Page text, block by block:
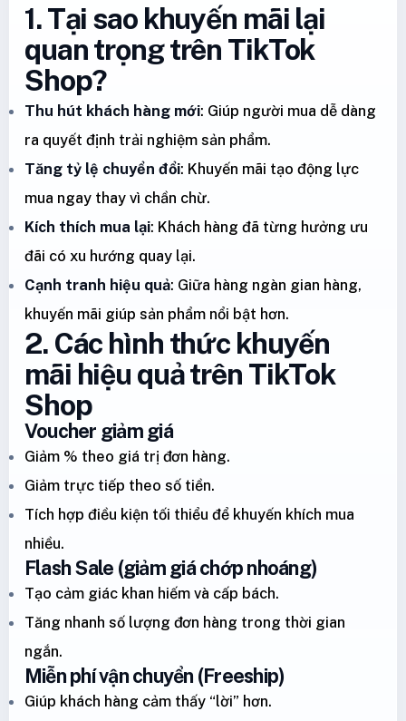
1. Tại sao khuyến mãi lại
quan trọng trên TikTok
Shop?
Thu hút khách hàng mới: Giúp người mua dễ dàng
ra quyết định trải nghiệm sản phẩm.
Tăng tỷ lệ chuyển đổi: Khuyến mãi tạo động lực
mua ngay thay vì chần chừ.
Kích thích mua lại: Khách hàng đã từng hưởng ưu
đãi có xu hướng quay lại.
Cạnh tranh hiệu quả: Giữa hàng ngàn gian hàng,
khuyến mãi giúp sản phẩm nổi bật hơn.
2. Các hình thức khuyến
mãi hiệu quả trên TikTok
Shop
Voucher giảm giá
Giảm % theo giá trị đơn hàng.
Giảm trực tiếp theo số tiền.
Tích hợp điều kiện tối thiểu để khuyến khích mua
nhiều.
Flash Sale (giảm giá chớp nhoáng)
Tạo cảm giác khan hiếm và cấp bách.
Tăng nhanh số lượng đơn hàng trong thời gian
ngắn.
Miễn phí vận chuyển (Freeship)
Giúp khách hàng cảm thấy “lời” hơn.